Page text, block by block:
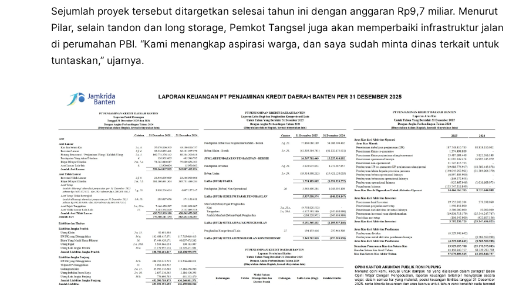
Sejumlah proyek tersebut ditargetkan selesai tahun ini dengan anggaran Rp9,7 miliar. Menurut
Pilar, selain tandon dan long storage, Pemkot Tangsel juga akan memperbaiki infrastruktur jalan
di perumahan PBI. “Kami menangkap aspirasi warga, dan saya sudah minta dinas terkait untuk
tuntaskan,” ujarnya.